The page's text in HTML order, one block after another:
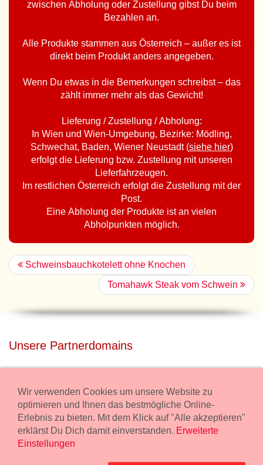
zwischen Abholung oder Zustellung gibst Du beim
Bezahlen an.
Alle Produkte stammen aus Österreich – außer es ist
direkt beim Produkt anders angegeben.
Wenn Du etwas in die Bemerkungen schreibst – das
zählt immer mehr als das Gewicht!
Lieferung / Zustellung / Abholung:
In Wien und Wien-Umgebung, Bezirke: Mödling,
Schwechat, Baden, Wiener Neustadt (siehe hier)
erfolgt die Lieferung bzw. Zustellung mit unseren
Lieferfahrzeugen.
Im restlichen Österreich erfolgt die Zustellung mit der
Post.
Eine Abholung der Produkte ist an vielen
Abholpunkten möglich.
Schweinsbauchkotelett ohne Knochen
Tomahawk Steak vom Schwein
Unsere Partnerdomains
Miete unser Haus bei Wiener Neustadt für Deine Party mit
Übernachtung.
freilaender.at
Wir verwenden Cookies um unsere Website zu
optimieren und Ihnen das bestmögliche Online-
Erlebnis zu bieten. Mit dem Klick auf "Alle akzeptieren"
erklärst Du Dich damit einverstanden. Erweiterte
Einstellungen